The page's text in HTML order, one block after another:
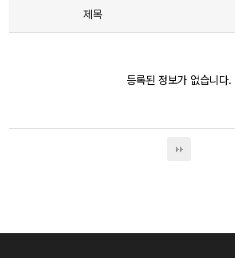
제목
등록된 정보가 없습니다.